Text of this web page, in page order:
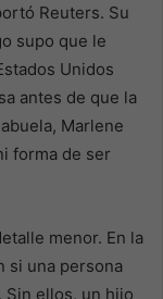
Reuters. Su
supo que le
Unidos
antes de que la
Marlene
forma de ser
menor. En la
si una persona
Sin ellos, un hijo